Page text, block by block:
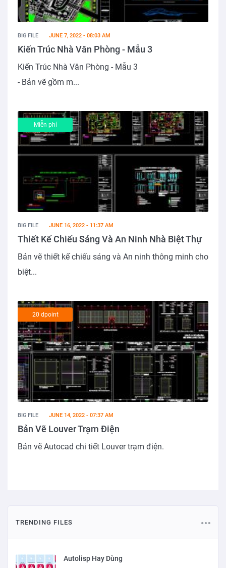
BIG FILE JUNE 7, 2022 - 08:03 AM
Kiến Trúc Nhà Văn Phòng - Mẫu 3
Kiến Trúc Nhà Văn Phòng - Mẫu 3
- Bản vẽ gồm m...
Miễn phí
BIG FILE JUNE 16, 2022 - 11:37 AM
Thiết Kế Chiếu Sáng Và An Ninh Nhà Biệt Thự
Bản vẽ thiết kế chiếu sáng và An ninh thông minh cho
biệt...
20 dpoint
BIG FILE JUNE 14, 2022 - 07:37 AM
Bản Vẽ Louver Trạm Điện
Bản vẽ Autocad chi tiết Louver trạm điện.
TRENDING FILES
Autolisp Hay Dùng